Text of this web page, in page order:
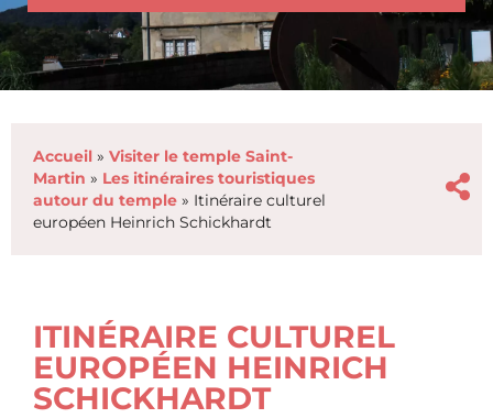
Accueil » Visiter le temple Saint-
Martin » Les itinéraires touristiques
autour du temple » Itinéraire culturel
européen Heinrich Schickhardt
ITINÉRAIRE CULTUREL
EUROPÉEN HEINRICH
SCHICKHARDT